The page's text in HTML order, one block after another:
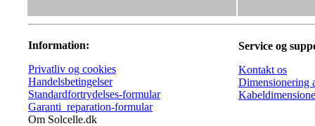
Information:
Privatliv og cookies
Handelsbetingelser
Standardfortrydelses-formular
Garanti_reparation-formular
Om Solcelle.dk
Service og
Kontakt os
Dimensionering